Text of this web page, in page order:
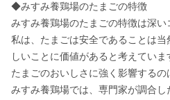
◆みすみ養鶏場のたまごの特徴
みすみ養鶏場のたまごの特徴は深い
私は、たまごは安全であることは
しいことに価値があると考えていま
たまごのおいしさに強く影響するの
みすみ養鶏場では、専門家が調合し